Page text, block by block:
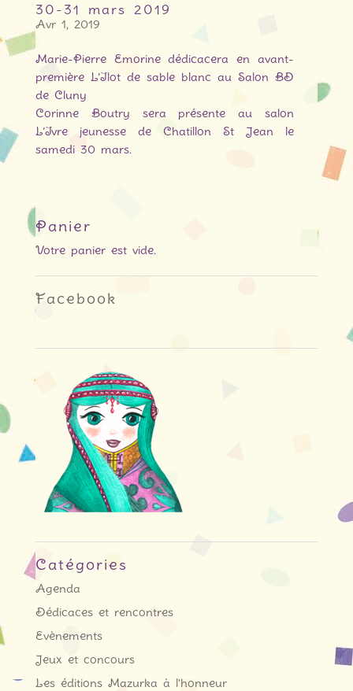
30-31 mars 2019
Avr 1, 2019
Marie-Pierre Emorine dédicacera en avant-
première L’Ilot de sable blanc au Salon BD
de Cluny
Corinne Boutry sera présente au salon
L’Ivre jeunesse de Chatillon St Jean le
samedi 30 mars.
Panier
Votre panier est vide.
Facebook
Catégories
Agenda
Dédicaces et rencontres
Evènements
Jeux et concours
Les éditions Mazurka à l'honneur